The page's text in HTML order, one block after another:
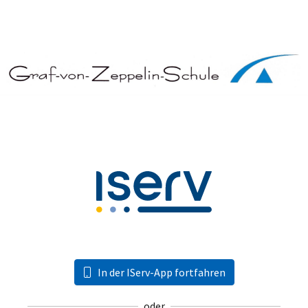
In der IServ-App fortfahren